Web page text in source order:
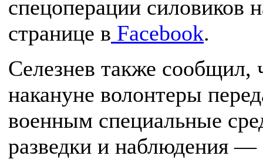
спецоперации силовиков
странице в Facebook.
Селезнев также сообщил,
накануне волонтеры
военным специальные
разведки и наблюдения —